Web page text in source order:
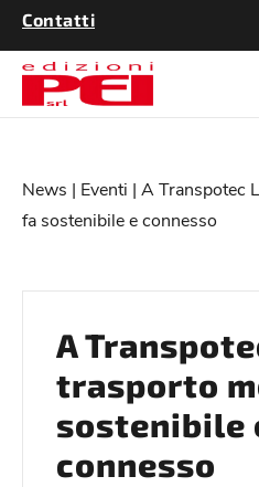
Contatti
News | Eventi | A Transpotec
fa sostenibile e connesso
A
trasporto
sostenibile
connesso